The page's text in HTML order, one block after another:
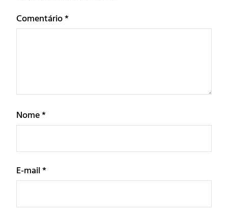
Comentário*
Nome*
E-mail*